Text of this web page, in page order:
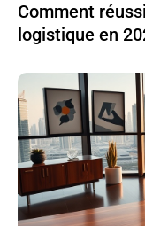
Comment
logistique en